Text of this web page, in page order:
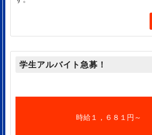
学生アルバイト急募！
時給１，６８１円～